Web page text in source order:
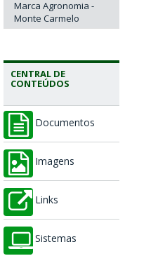
Marca Agronomia -
Monte Carmelo
CENTRAL DE
CONTEÚDOS
Documentos
Imagens
Links
Sistemas